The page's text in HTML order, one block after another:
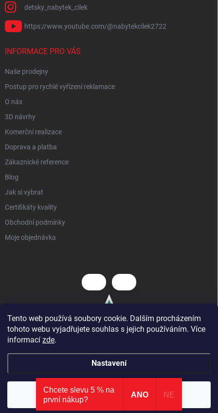
Tento web používá soubory cookie. Dalším procházením
tohoto webu vyjadřujete souhlas s jejich používáním. Více
informací zde.
Nastavení
Souhlasím
detsky_nabytek_cilek
https://www.youtube.com/@nabytekcilek2722
INFORMACE PRO VÁS
Naše prodejny
Postup pro rychlé vyřízení reklamace
O nás
3D návrhy
Komerční realizace
Doprava a platba
Zákaznické reference
Blog
Jak si vybrat
Certifikáty kvality
Obchodní podmínky
Moje objednávka
Copyright 2026Hezký dětský nábytek . Všechna práva vyhrazena.
⭐ AKCE: nová kategorie zlevněných produktů
Chcete slevu 5 % na
první nákup?
ANO NE